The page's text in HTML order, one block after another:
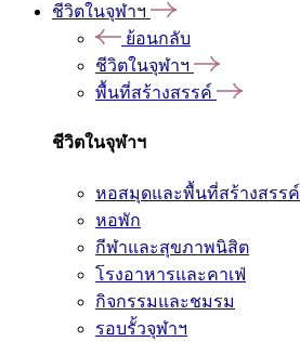
ชีวิตในจุฬาฯ
ย้อนกลับ
ชีวิตในจุฬาฯ
พื้นที่สร้างสรรค์
ชีวิตในจุฬาฯ
หอสมุดและพื้นที่สร้างสรรค์
หอพัก
กีฬาและสุขภาพนิสิต
โรงอาหารและคาเฟ่
กิจกรรมและชมรม
รอบรั้วจุฬาฯ